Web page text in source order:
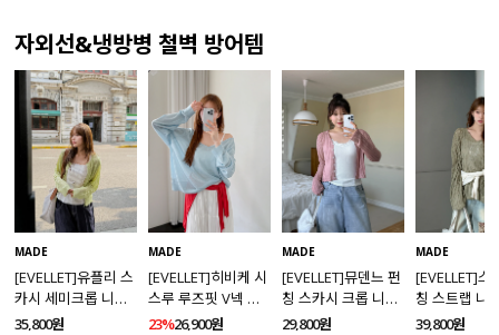
자외선&냉방병 철벽 방어템
MADE
[EVELLET]유플리 스
카시 세미크롭 니트
가디건
35,800원
MADE
[EVELLET]히비케 시
스루 루즈핏 V넥 니
트
23%26,900원
MADE
[EVELLET]뮤덴느 펀
칭 스카시 크롭 니트
가디건
29,800원
MADE
[EVELLET]스
칭 스트랩 니
39,800원